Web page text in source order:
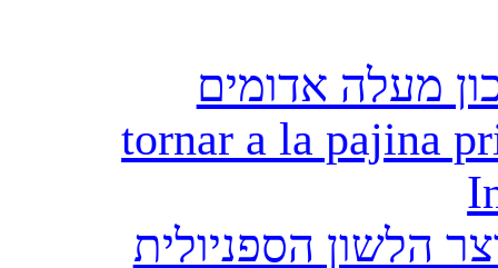
מעלה אדומים
tornar a la pajina
הלשון הספניולית